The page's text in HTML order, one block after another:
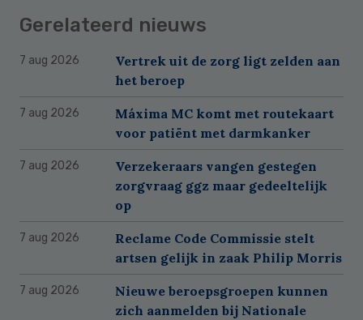
Gerelateerd nieuws
7 aug 2026
Vertrek uit de zorg ligt zelden aan
het beroep
7 aug 2026
Máxima MC komt met routekaart
voor patiënt met darmkanker
7 aug 2026
Verzekeraars vangen gestegen
zorgvraag ggz maar gedeeltelijk
op
7 aug 2026
Reclame Code Commissie stelt
artsen gelijk in zaak Philip Morris
7 aug 2026
Nieuwe beroepsgroepen kunnen
zich aanmelden bij Nationale